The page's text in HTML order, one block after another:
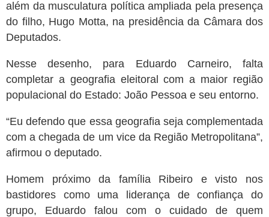
além da musculatura política ampliada pela presença
do filho, Hugo Motta, na presidência da Câmara dos
Deputados.
Nesse desenho, para Eduardo Carneiro, falta
completar a geografia eleitoral com a maior região
populacional do Estado: João Pessoa e seu entorno.
“Eu defendo que essa geografia seja complementada
com a chegada de um vice da Região Metropolitana”,
afirmou o deputado.
Homem próximo da família Ribeiro e visto nos
bastidores como uma liderança de confiança do
grupo, Eduardo falou com o cuidado de quem